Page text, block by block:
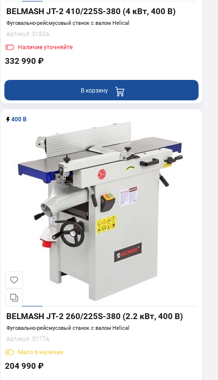
BELMASH JT-2 410/225S-380 (4 кВт, 400 В)
Фуговально-рейсмусовый станок с валом Helical
Артикул: S183A
Наличие уточняйте
332 990 ₽
В корзину
400 В
BELMASH JT-2 260/225S-380 (2.2 кВт, 400 В)
Фуговально-рейсмусовый станок с валом Helical
Артикул: S177A
Мало в наличии
204 990 ₽